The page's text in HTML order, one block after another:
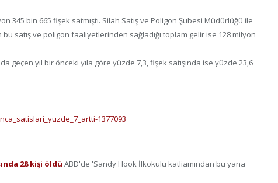
345 bin 665 fişek satmıştı. Silah Satış ve Poligon Şubesi Müdürlüğü ile
satış ve poligon faaliyetlerinden sağladığı toplam gelir ise 128 milyon
geçen yıl bir önceki yıla göre yüzde 7,3, fişek satışında ise yüzde 23,6
1377093
28 kişi öldü ABD'de 'Sandy Hook İlkokulu katliamından bu yana